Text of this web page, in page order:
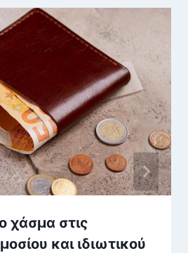
χάσμα στις
και ιδιωτικού